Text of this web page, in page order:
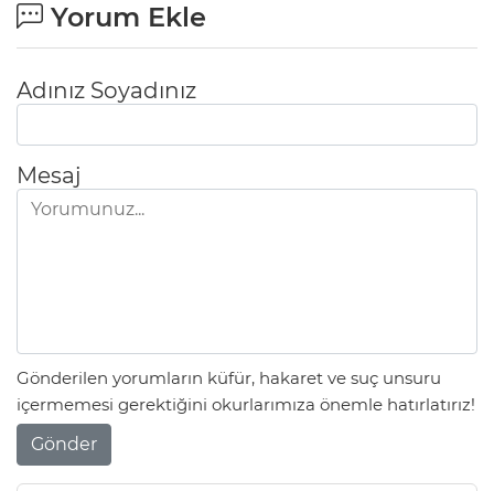
Yorum Ekle
Adınız Soyadınız
Mesaj
Gönderilen yorumların küfür, hakaret ve suç unsuru
içermemesi gerektiğini okurlarımıza önemle hatırlatırız!
Gönder